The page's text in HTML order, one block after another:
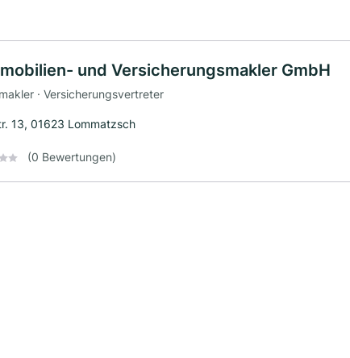
und Versicherungsmakler GmbH
· Versicherungsvertreter
13, 01623 Lommatzsch
(0 Bewertungen)